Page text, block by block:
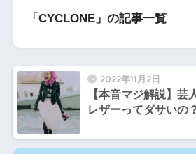
「CYCLONE」の記事一覧
2022年11月2日
【本音マジ解説】芸
レザーってダサいの